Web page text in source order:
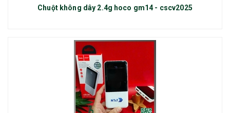
Chuột không dây 2.4g hoco gm14 - cscv2025